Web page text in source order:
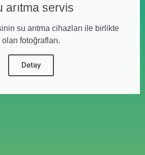
arıtma servis
su arıtma cihazları ile birlikte
olan fotoğrafları.
Detay